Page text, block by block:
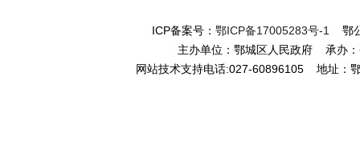
ICP备案号： 鄂ICP备17005283号-1
鄂
主办单位：鄂城区人民政府 承办
网站技术支持电话:027-60896105 地址：